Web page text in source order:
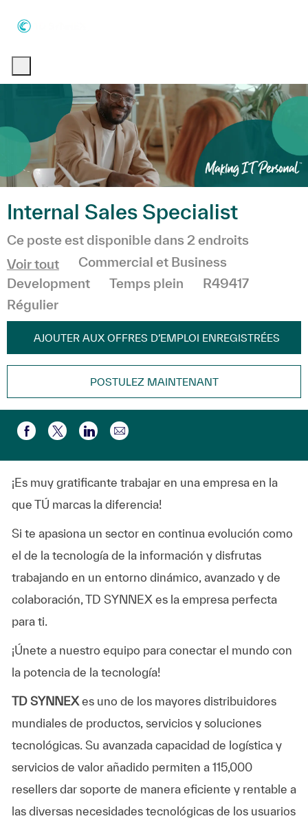
Internal Sales Specialist
Ce poste est disponible dans 2 endroits
Voir tout
Catégorie
Commercial et Business
Development
Temps plein
R49417
Régulier
AJOUTER AUX OFFRES D’EMPLOI ENREGISTRÉES
POSTULEZ MAINTENANT
Partager via Facebook
Partager via twitter
Partager via LinkedIn
Partager par e-mail
¡Es muy gratificante trabajar en una empresa en la
que TÚ marcas la diferencia!
Si te apasiona un sector en continua evolución como
el de la tecnología de la información y disfrutas
trabajando en un entorno dinámico, avanzado y de
colaboración, TD SYNNEX es la empresa perfecta
para ti.
¡Únete a nuestro equipo para conectar el mundo con
la potencia de la tecnología!
TD SYNNEXes uno de los mayores distribuidores
mundiales de productos, servicios y soluciones
tecnológicas. Su avanzada capacidad de logística y
servicios de valor añadido permiten a 115,000
resellers dar soporte de manera eficiente y rentable a
las diversas necesidades tecnológicas de los usuarios